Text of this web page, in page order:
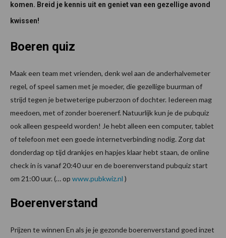
komen. Breid je kennis uit en geniet van een gezellige avond
kwissen!
Boeren quiz
Maak een team met vrienden, denk wel aan de anderhalvemeter
regel, of speel samen met je moeder, die gezellige buurman of
strijd tegen je betweterige puberzoon of dochter. Iedereen mag
meedoen, met of zonder boerenerf. Natuurlijk kun je de pubquiz
ook alleen gespeeld worden! Je hebt alleen een computer, tablet
of telefoon met een goede internetverbinding nodig. Zorg dat
donderdag op tijd drankjes en hapjes klaar hebt staan, de online
check in is vanaf 20:40 uur en de boerenverstand pubquiz start
om 21:00 uur. (… op www.pubkwiz.nl )
Boerenverstand
Prijzen te winnen En als je je gezonde boerenverstand goed inzet